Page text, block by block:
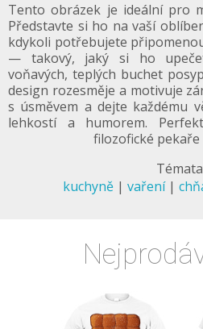
Tento obrázek je ideální pro
Představte si ho na vaší
kdykoli potřebujete
— takový, jaký si ho
voňavých, teplých buchet
design rozesměje a motivuje
s úsměvem a dejte každému
lehkostí a humorem.
filozofické
kuchyně| vaření|